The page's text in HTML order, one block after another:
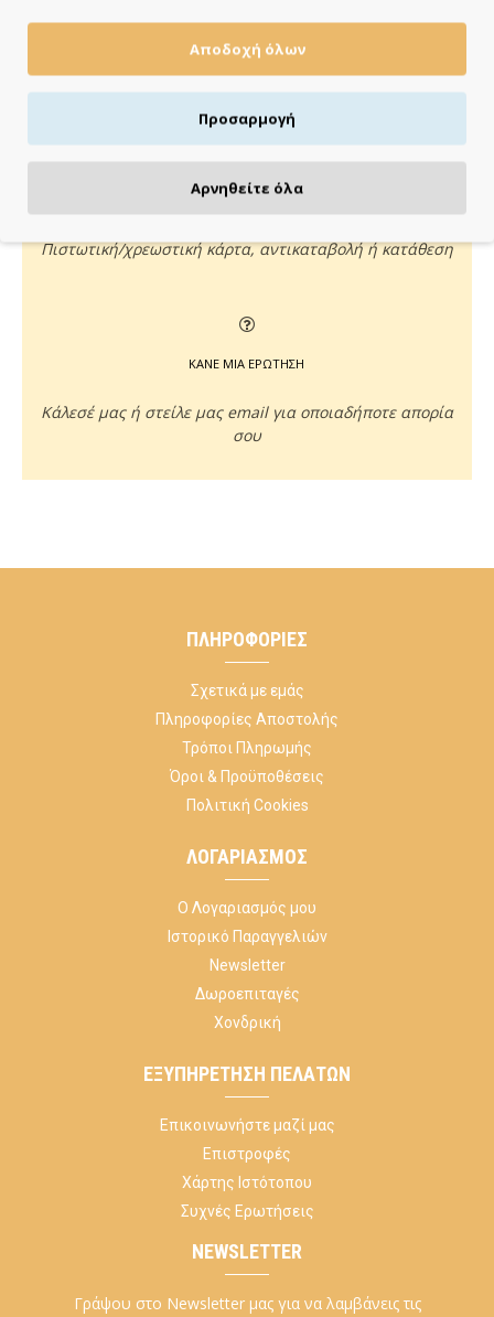
Άμεση αποστολή της παραγγελίας σου σε 1 - 2 εργάσιμες
ΠΛΗΡΩΝΕΙΣ ΟΠΩΣ ΘΕΣ
Πιστωτική/χρεωστική κάρτα, αντικαταβολή ή κατάθεση
ΚΑΝΕ ΜΙΑ ΕΡΩΤΗΣΗ
Κάλεσέ μας ή στείλε μας email για οποιαδήποτε απορία
σου
ΠΛΗΡΟΦΟΡΊΕΣ
Σχετικά με εμάς
Πληροφορίες Αποστολής
Τρόποι Πληρωμής
Όροι & Προϋποθέσεις
Πολιτική Cookies
ΛΟΓΑΡΙΑΣΜΌΣ
Ο Λογαριασμός μου
Ιστορικό Παραγγελιών
Newsletter
Δωροεπιταγές
Χονδρική
ΕΞΥΠΗΡΈΤΗΣΗ ΠΕΛΑΤΏΝ
Επικοινωνήστε μαζί μας
Επιστροφές
Χάρτης Ιστότοπου
Συχνές Ερωτήσεις
NEWSLETTER
Γράψου στο Newsletter μας για να λαμβάνεις τις
Αποδοχή όλων
Προσαρμογή
Αρνηθείτε όλα